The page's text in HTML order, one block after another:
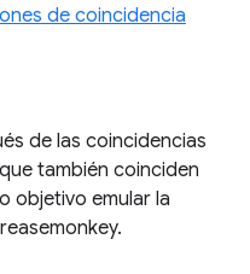
de coincidencia
de las coincidencias
también coinciden
objetivo emular la